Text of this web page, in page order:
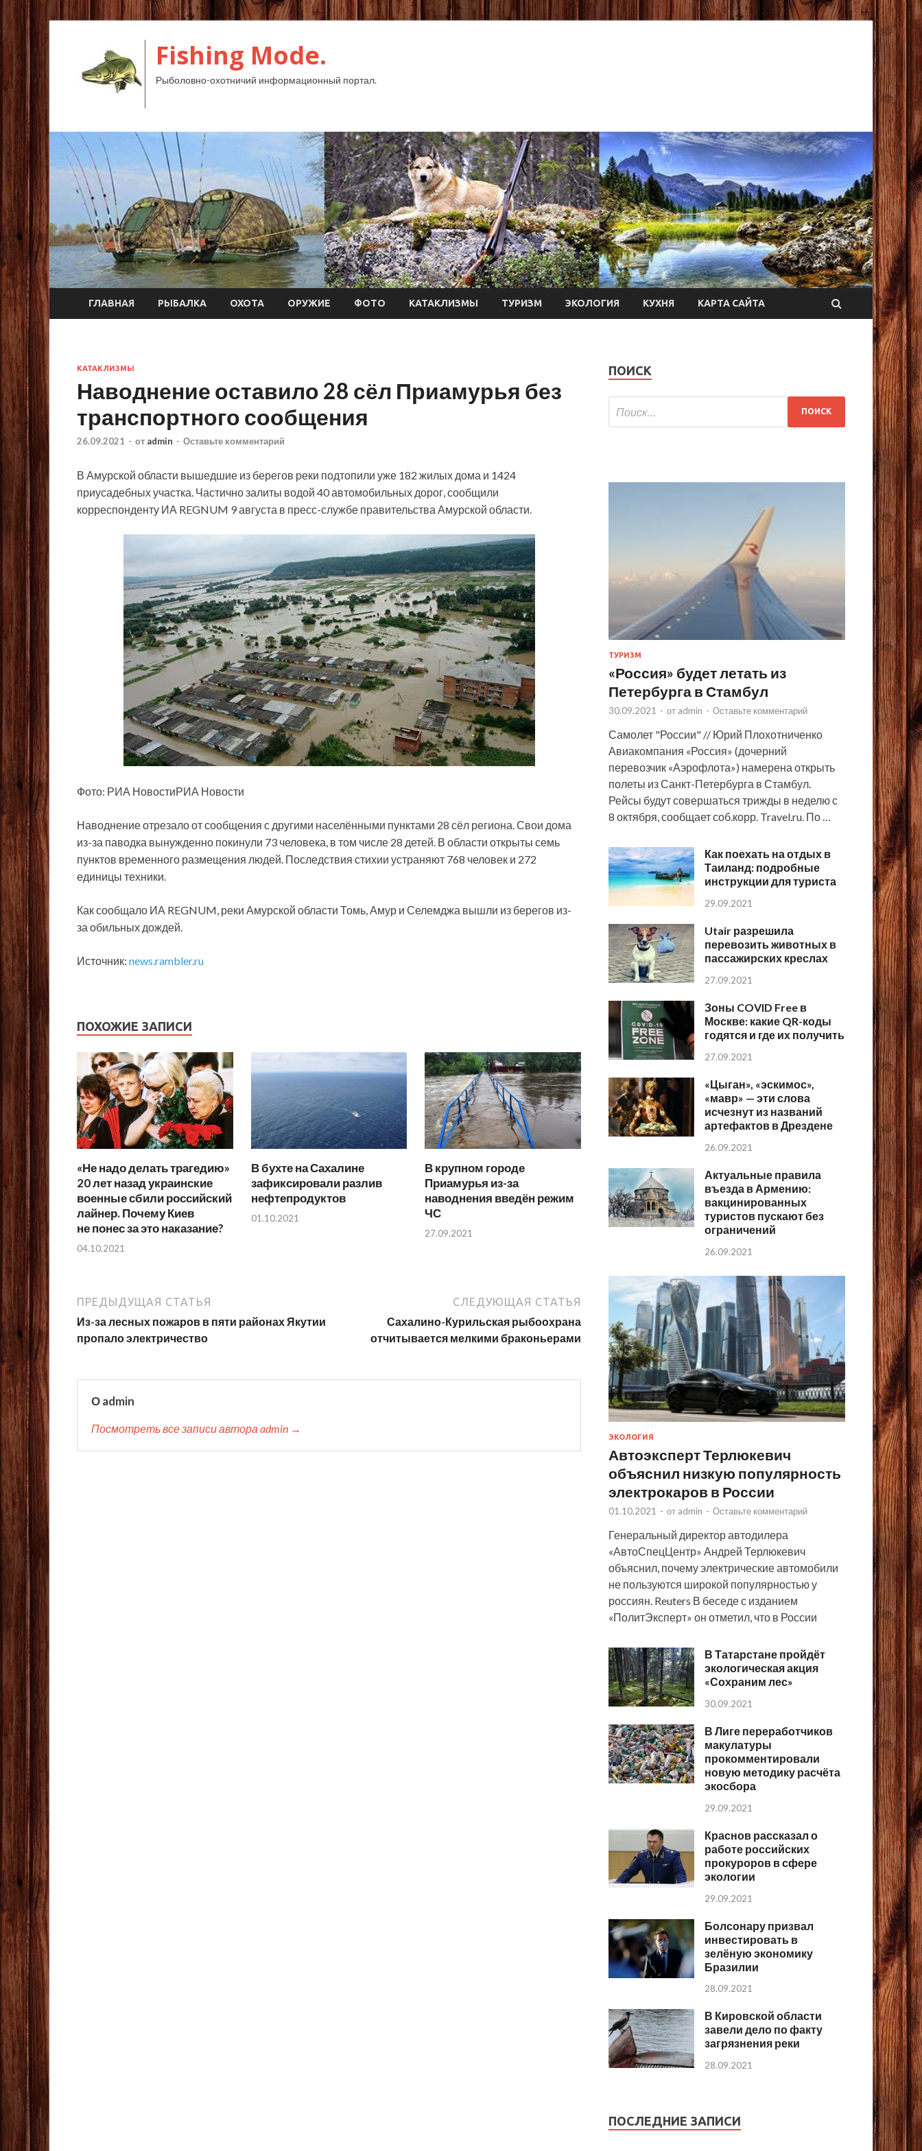
Fishing Mode.
Рыболовно-охотничий информационный портал.
ГЛАВНАЯ РЫБАЛКА ОХОТА ОРУЖИЕ ФОТО КАТАКЛИЗМЫ ТУРИЗМ ЭКОЛОГИЯ КУХНЯ КАРТА САЙТА
КАТАКЛИЗМЫ
Наводнение оставило 28 сёл Приамурья без
транспортного сообщения
26.09.2021 - от admin - Оставьте комментарий
В Амурской области вышедшие из берегов реки подтопили уже 182 жилых дома и 1424
приусадебных участка. Частично залиты водой 40 автомобильных дорог, сообщили
корреспонденту ИА REGNUM 9 августа в пресс-службе правительства Амурской области.
Фото: РИА НовостиРИА Новости
Наводнение отрезало от сообщения с другими населёнными пунктами 28 сёл региона. Свои дома
из-за паводка вынужденно покинули 73 человека, в том числе 28 детей. В области открыты семь
пунктов временного размещения людей. Последствия стихии устраняют 768 человек и 272
единицы техники.
Как сообщало ИА REGNUM, реки Амурской области Томь, Амур и Селемджа вышли из берегов из-
за обильных дождей.
Источник: news.rambler.ru
ПОХОЖИЕ ЗАПИСИ
«Не надо делать трагедию»
20 лет назад украинские
военные сбили российский
лайнер. Почему Киев
не понес за это наказание?
04.10.2021
В бухте на Сахалине
зафиксировали разлив
нефтепродуктов
01.10.2021
В крупном городе
Приамурья из-за
наводнения введён режим
ЧС
27.09.2021
ПРЕДЫДУЩАЯ СТАТЬЯ
Из-за лесных пожаров в пяти районах Якутии
пропало электричество
СЛЕДУЮЩАЯ СТАТЬЯ
Сахалино-Курильская рыбоохрана
отчитывается мелкими браконьерами
О admin
Посмотреть все записи автора admin →
ПОИСК
ТУРИЗМ
«Россия» будет летать из
Петербурга в Стамбул
30.09.2021 - от admin - Оставьте комментарий
Самолет "России" // Юрий Плохотниченко
Авиакомпания «Россия» (дочерний
перевозчик «Аэрофлота») намерена открыть
полеты из Санкт-Петербурга в Стамбул.
Рейсы будут совершаться трижды в неделю с
8 октября, сообщает соб.корр. Travel.ru. По …
Как поехать на отдых в
Таиланд: подробные
инструкции для туриста
29.09.2021
Utair разрешила
перевозить животных в
пассажирских креслах
27.09.2021
Зоны COVID Free в
Москве: какие QR-коды
годятся и где их получить
27.09.2021
«Цыган», «эскимос»,
«мавр» — эти слова
исчезнут из названий
артефактов в Дрездене
26.09.2021
Актуальные правила
въезда в Армению:
вакцинированных
туристов пускают без
ограничений
26.09.2021
ЭКОЛОГИЯ
Автоэксперт Терлюкевич
объяснил низкую популярность
электрокаров в России
01.10.2021 - от admin - Оставьте комментарий
Генеральный директор автодилера
«АвтоСпецЦентр» Андрей Терлюкевич
объяснил, почему электрические автомобили
не пользуются широкой популярностью у
россиян. Reuters В беседе с изданием
«ПолитЭксперт» он отметил, что в России
В Татарстане пройдёт
экологическая акция
«Сохраним лес»
30.09.2021
В Лиге переработчиков
макулатуры
прокомментировали
новую методику расчёта
экосбора
29.09.2021
Краснов рассказал о
работе российских
прокуроров в сфере
экологии
29.09.2021
Болсонару призвал
инвестировать в
зелёную экономику
Бразилии
28.09.2021
В Кировской области
завели дело по факту
загрязнения реки
28.09.2021
ПОСЛЕДНИЕ ЗАПИСИ